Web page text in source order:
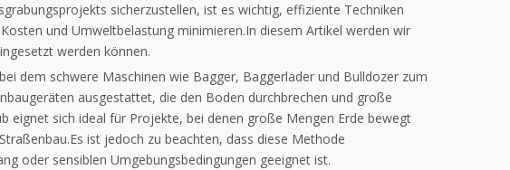
sicherzustellen, ist es wichtig, effiziente Techniken
und Umweltbelastung minimieren.In diesem Artikel werden wir
werden können.
dem schwere Maschinen wie Bagger, Baggerlader und Bulldozer zum
ausgestattet, die den Boden durchbrechen und große
eignet sich ideal für Projekte, bei denen große Mengen Erde bewegt
ist jedoch zu beachten, dass diese Methode
oder sensiblen Umgebungsbedingungen geeignet ist.